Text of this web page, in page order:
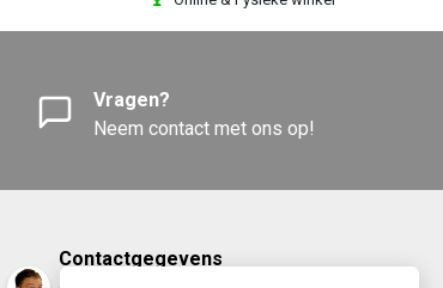
Vragen?
Neem contact met ons op!
Contactgegevens